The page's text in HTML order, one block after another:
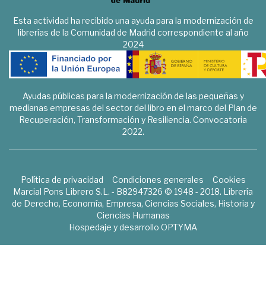
Esta actividad ha recibido una ayuda para la modernización de
librerías de la Comunidad de Madrid correspondiente al año
2024
Ayudas públicas para la modernización de las pequeñas y
medianas empresas del sector del libro en el marco del Plan de
Recuperación, Transformación y Resiliencia. Convocatoria
2022.
Política de privacidad Condiciones generales
Cookies
Marcial Pons Librero S.L. - B82947326 © 1948 - 2018. Librería
de Derecho, Economía, Empresa, Ciencias Sociales, Historia y
Ciencias Humanas
Hospedaje y desarrollo OPTYMA